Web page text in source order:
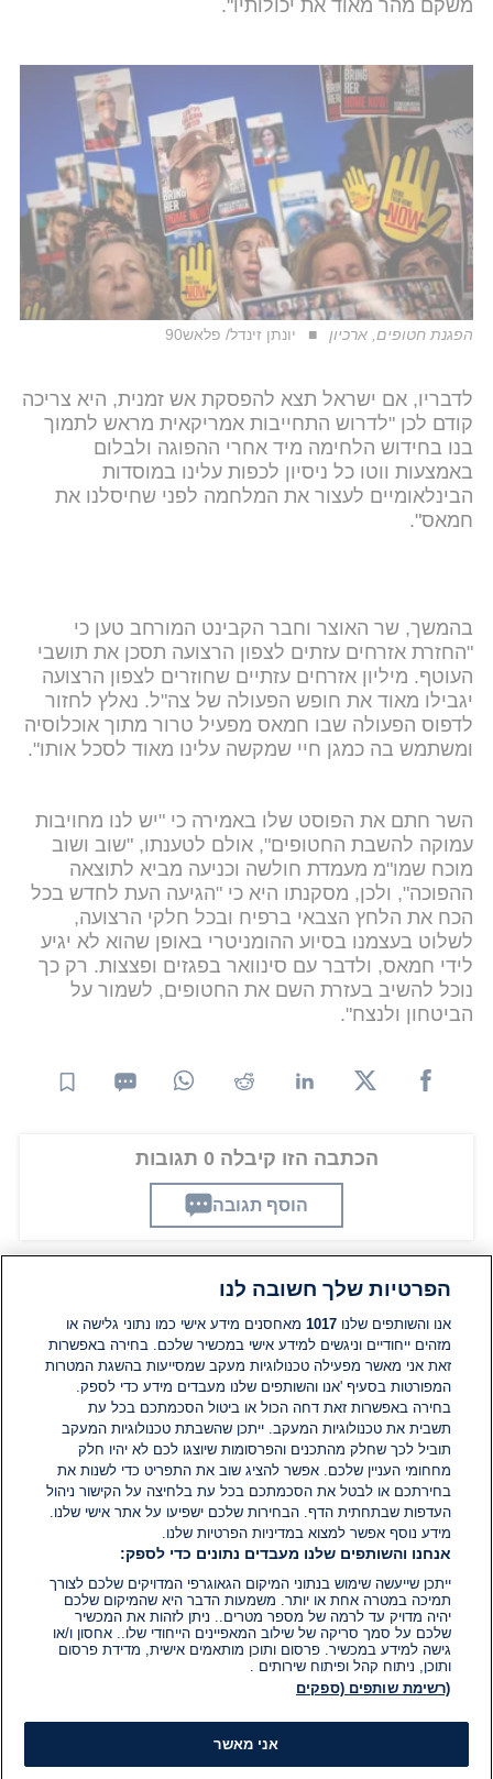
משקם מהר מאוד את יכולותיו".
הפגנת חטופים, ארכיון יונתן זינדל/ פלאש90
לדבריו, אם ישראל תצא להפסקת אש זמנית, היא צריכה
קודם לכן "לדרוש התחייבות אמריקאית מראש לתמוך
בנו בחידוש הלחימה מיד אחרי ההפוגה ולבלום
באמצעות ווטו כל ניסיון לכפות עלינו במוסדות
הבינלאומיים לעצור את המלחמה לפני שחיסלנו את
חמאס".
בהמשך, שר האוצר וחבר הקבינט המורחב טען כי
"החזרת אזרחים עזתים לצפון הרצועה תסכן את תושבי
העוטף. מיליון אזרחים עזתיים שחוזרים לצפון הרצועה
יגבילו מאוד את חופש הפעולה של צה"ל. נאלץ לחזור
לדפוס הפעולה שבו חמאס מפעיל טרור מתוך אוכלוסיה
ומשתמש בה כמגן חיי שמקשה עלינו מאוד לסכל אותו".
השר חתם את הפוסט שלו באמירה כי "יש לנו מחויבות
עמוקה להשבת החטופים", אולם לטענתו, "שוב ושוב
מוכח שמו"מ מעמדת חולשה וכניעה מביא לתוצאה
ההפוכה", ולכן, מסקנתו היא כי "הגיעה העת לחדש בכל
הכח את הלחץ הצבאי ברפיח ובכל חלקי הרצועה,
לשלוט בעצמנו בסיוע ההומניטרי באופן שהוא לא יגיע
לידי חמאס, ולדבר עם סינוואר בפגזים ופצצות. רק כך
נוכל להשיב בעזרת השם את החטופים, לשמור על
הביטחון ולנצח".
הכתבה הזו קיבלה 0 תגובות
הוסף תגובה
תגובות
אין עדיין תגובות. היה הראשון להגיב
הוסף תגובה
הפרטיות שלך חשובה לנו
אנו והשותפים שלנו1017 מאחסנים מידע אישי כמו נתוני גלישה או
מזהים ייחודיים וניגשים למידע אישי במכשיר שלכם. בחירה באפשרות
זאת אני מאשר מפעילה טכנולוגיות מעקב שמסייעות בהשגת המטרות
המפורטות בסעיף 'אנו והשותפים שלנו מעבדים מידע כדי לספק.
בחירה באפשרות זאת דחה הכול או ביטול הסכמתכם בכל עת
תשבית את טכנולוגיות המעקב. ייתכן שהשבתת טכנולוגיות המעקב
תוביל לכך שחלק מהתכנים והפרסומות שיוצגו לכם לא יהיו חלק
מחחומי העניין שלכם. אפשר להציג שוב את התפריט כדי לשנות את
בחירתכם או לבטל את הסכמתכם בכל עת בלחיצה על הקישור ניהול
העדפות שבתחתית הדף. הבחירות שלכם ישפיעו על אתר אישי שלנו.
מידע נוסף אפשר למצוא במדיניות הפרטיות שלנו.
אנחנו והשותפים שלנו מעבדים נתונים כדי לספק:
ייתכן שייעשה שימוש בנתוני המיקום הגאוגרפי המדויקים שלכם לצורך
תמיכה במטרה אחת או יותר. משמעות הדבר היא שהמיקום שלכם
יהיה מדויק עד לרמה של מספר מטרים.. ניתן לזהות את המכשיר
שלכם על סמך סריקה של שילוב המאפיינים הייחודי שלו.. אחסון ו/או
גישה למידע במכשיר. פרסום ותוכן מותאמים אישית, מדידת פרסום
ותוכן, ניתוח קהל ופיתוח שירותים .
(רשימת שותפים (ספקים
אני מאשר